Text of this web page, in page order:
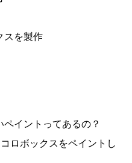
スを製作
ペイントってあるの？
ロボックスをペイントし